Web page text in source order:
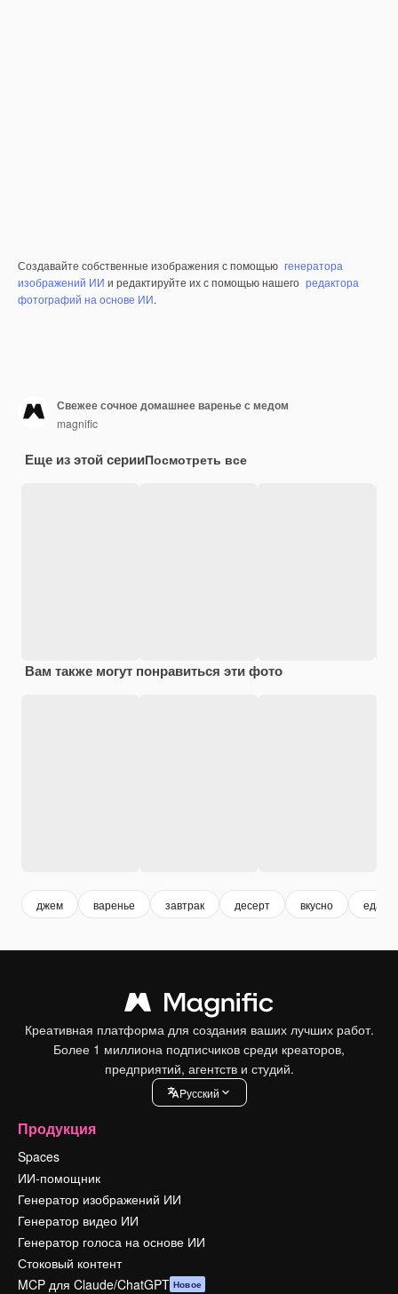
Создавайте собственные изображения с помощью генератора
изображений ИИ и редактируйте их с помощью нашего редактора
фотографий на основе ИИ.
Свежее сочное домашнее варенье с медом
magnific
Еще из этой серииПосмотреть все
Вам также могут понравиться эти фото
джем варенье завтрак десерт вкусно еда
Креативная платформа для создания ваших лучших работ.
Более 1 миллиона подписчиков среди креаторов,
предприятий, агентств и студий.
Pусский
Продукция
Spaces
ИИ-помощник
Генератор изображений ИИ
Генератор видео ИИ
Генератор голоса на основе ИИ
Стоковый контент
MCP для Claude/ChatGPT Новое